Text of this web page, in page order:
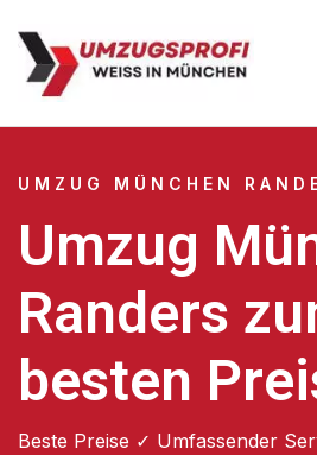
UMZUG MÜNCHEN
Umzug
Randers
besten
Beste Preise ✓ Umfassender